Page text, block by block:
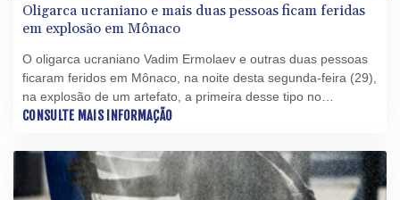
Oligarca ucraniano e mais duas pessoas ficam feridas
em explosão em Mônaco
O oligarca ucraniano Vadim Ermolaev e outras duas pessoas
ficaram feridos em Mônaco, na noite desta segunda-feira (29),
na explosão de um artefato, a primeira desse tipo no
principado, indicaram as autoridades.
CONSULTE MAIS INFORMAÇÃO